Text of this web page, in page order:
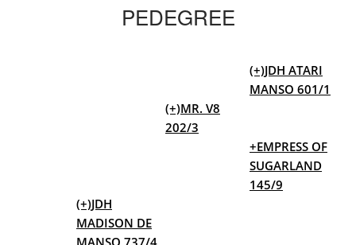
PEDEGREE
(+)JDH ATARI
MANSO 601/1
(+)MR. V8
202/3
+EMPRESS OF
SUGARLAND
145/9
(+)JDH
MADISON DE